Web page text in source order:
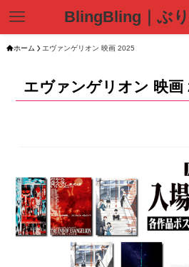
BlingBling｜ぶ
ホーム エヴァンゲリオン 映画 2025
エヴァンゲリオン 映画